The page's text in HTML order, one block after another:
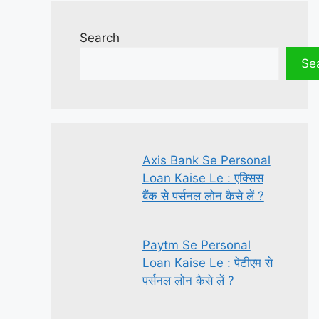
Search
Axis Bank Se Personal
Loan Kaise Le : एक्सिस
बैंक से पर्सनल लोन कैसे लें ?
Paytm Se Personal
Loan Kaise Le : पेटीएम से
पर्सनल लोन कैसे लें ?